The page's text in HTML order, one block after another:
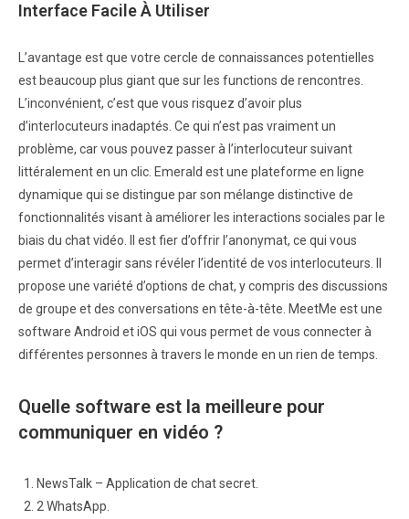
Interface Facile À Utiliser
L’avantage est que votre cercle de connaissances potentielles
est beaucoup plus giant que sur les functions de rencontres.
L’inconvénient, c’est que vous risquez d’avoir plus
d’interlocuteurs inadaptés. Ce qui n’est pas vraiment un
problème, car vous pouvez passer à l’interlocuteur suivant
littéralement en un clic. Emerald est une plateforme en ligne
dynamique qui se distingue par son mélange distinctive de
fonctionnalités visant à améliorer les interactions sociales par le
biais du chat vidéo. Il est fier d’offrir l’anonymat, ce qui vous
permet d’interagir sans révéler l’identité de vos interlocuteurs. Il
propose une variété d’options de chat, y compris des discussions
de groupe et des conversations en tête-à-tête. MeetMe est une
software Android et iOS qui vous permet de vous connecter à
différentes personnes à travers le monde en un rien de temps.
Quelle software est la meilleure pour
communiquer en vidéo ?
NewsTalk – Application de chat secret.
2 WhatsApp.